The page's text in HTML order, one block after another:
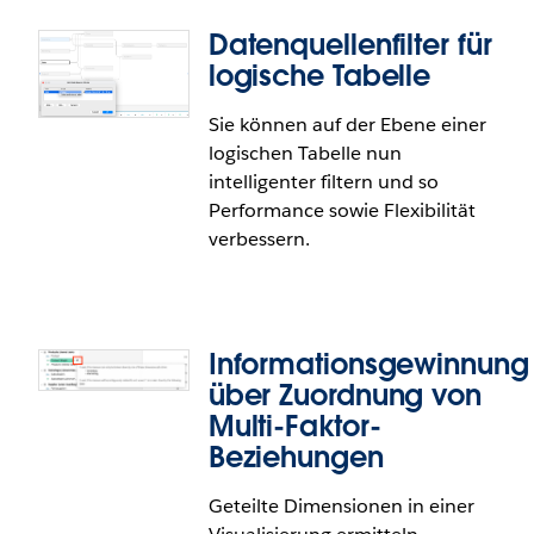
verbesserte Governance.
Externer Identitätsanbieter für
Snowflake
Mithilfe gängiger Identitätsanbieter können Sie
eine Verbindung von Tableau zu Snowflake
herstellen. Diese Funktion reduziert die IT-
Betriebskosten, macht das Speichern von
Datenquellenfilter für
logische Tabelle
Sie können auf der Ebene einer
logischen Tabelle nun
intelligenter filtern und so
Performance sowie Flexibilität
verbessern.
Datenquellenfilter für logische
Informationsgewinnung
über Zuordnung von
Multi-Faktor-
Beziehungen
Geteilte Dimensionen in einer